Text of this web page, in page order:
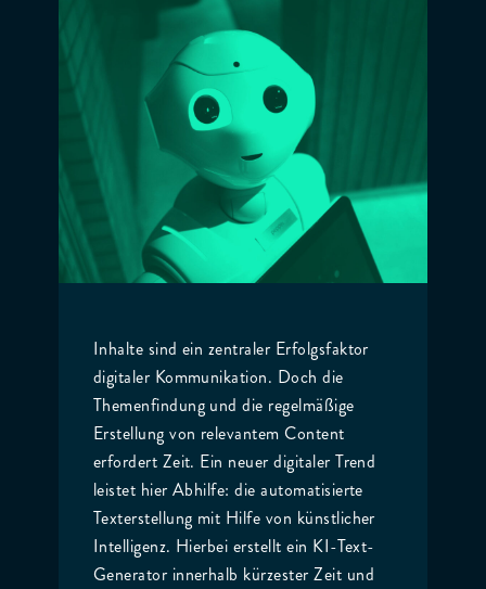
Inhalte sind ein zentraler Erfolgsfaktor
digitaler Kommunikation. Doch die
Themenfindung und die regelmäßige
Erstellung von relevantem Content
erfordert Zeit. Ein neuer digitaler Trend
leistet hier Abhilfe: die automatisierte
Texterstellung mit Hilfe von künstlicher
Intelligenz. Hierbei erstellt ein KI-Text-
Generator innerhalb kürzester Zeit und